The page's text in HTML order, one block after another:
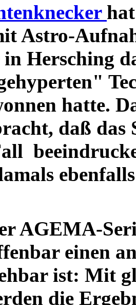
Astro-
Hersching
hatte.
daß das
AGEMA-
einen
ist: Mit
die